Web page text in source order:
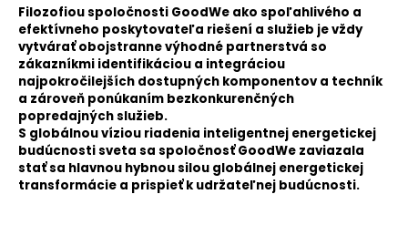
Filozofiou spoločnosti GoodWe ako spoľahlivého a
efektívneho poskytovateľa riešení a služieb je vždy
vytvárať obojstranne výhodné partnerstvá so
zákazníkmi identifikáciou a integráciou
najpokročilejších dostupných komponentov a techník
a zároveň ponúkaním bezkonkurenčných
popredajných služieb.
S globálnou víziou riadenia inteligentnej energetickej
budúcnosti sveta sa spoločnosť GoodWe zaviazala
stať sa hlavnou hybnou silou globálnej energetickej
transformácie a prispieť k udržateľnej budúcnosti.
s
ť
?
HĽADAŤ